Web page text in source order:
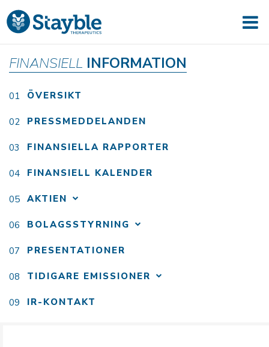
FINANSIELL INFORMATION
ÖVERSIKT
PRESSMEDDELANDEN
FINANSIELLA RAPPORTER
FINANSIELL KALENDER
AKTIEN
BOLAGSSTYRNING
PRESENTATIONER
TIDIGARE EMISSIONER
IR-KONTAKT